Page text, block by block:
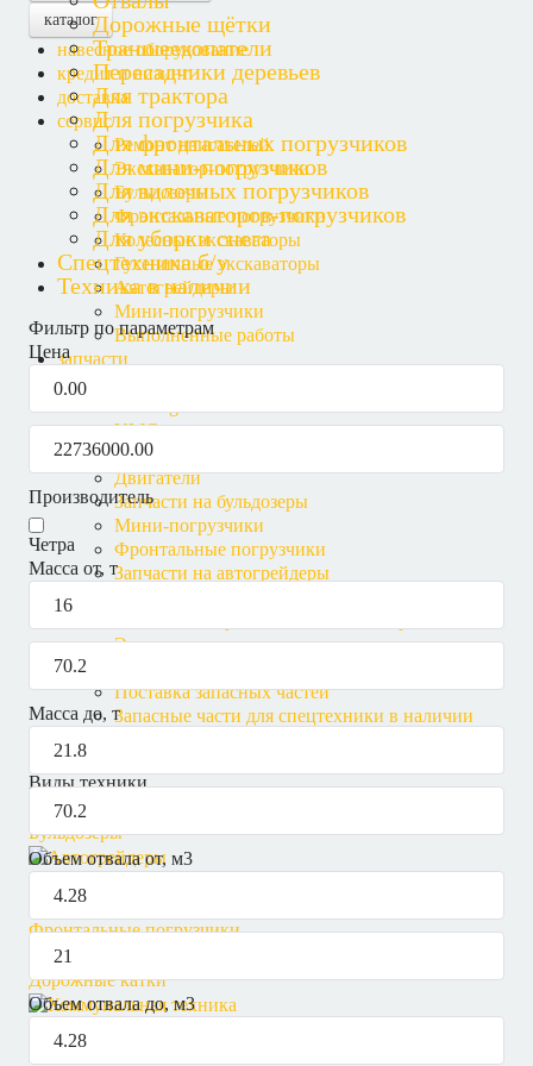
каталог
навесное оборудование
кредит и лизинг
доставка
сервис
Ремонт двигателей
Экскаватор-погрузчики
Бульдозеры
Фронтальные погрузчики
Колесные экскаваторы
Гусеничные экскаваторы
Автогрейдеры
Мини-погрузчики
Выполненные работы
запчасти
UMG
КПП в сборе
Двигатели
Запчасти на бульдозеры
Мини-погрузчики
Фронтальные погрузчики
Запчасти на автогрейдеры
Экскаваторы
Поставка запасных частей
Запасные части для спецтехники в наличии
Виды техники
Бульдозеры
Фронтальные погрузчики
Дорожные катки
Дорожные щётки
Траншеекопатели
Пересадчики деревьев
Для трактора
Для погрузчика
Для фронтальных погрузчиков
Для мини-погрузчиков
Для вилочных погрузчиков
Для экскаваторов-погрузчиков
Для уборки снега
Спецтехника б/у
Техника в наличии
Фильтр по параметрам
Цена
Производитель
Четра
Масса от, т
Масса до, т
Объем отвала от, м3
Объем отвала до, м3